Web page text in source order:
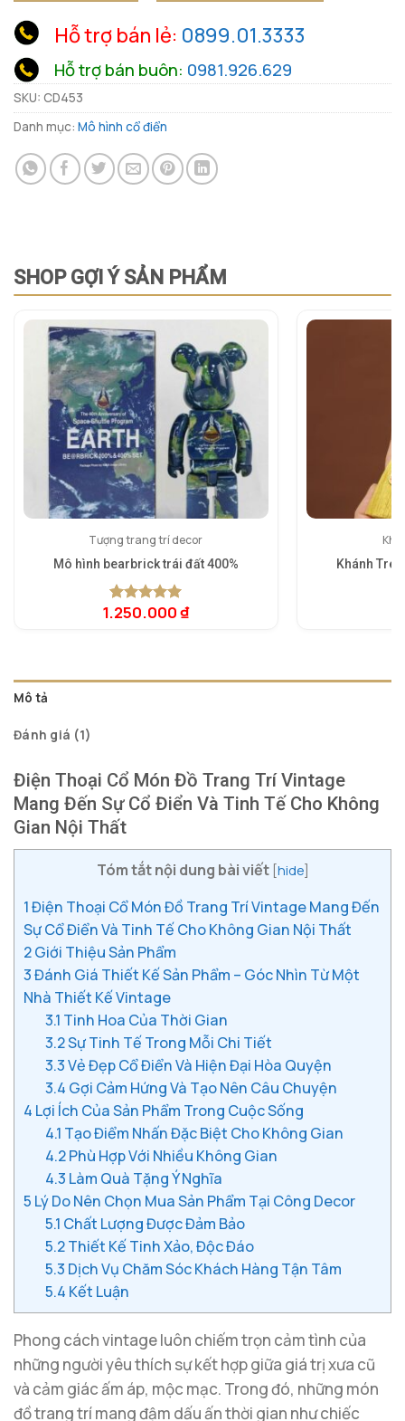
Hỗ trợ bán lẻ: 0899.01.3333
Hỗ trợ bán buôn: 0981.926.629
SKU: CD453
Danh mục: Mô hình cổ điển
SHOP GỢI Ý SẢN PHẨM
Tượng trang trí decor
Mô hình bearbrick trái đất 400%
5.00trên 5
1
1.250.000₫
Khánh
Mô tả
Đánh giá (1)
Điện Thoại Cổ Món Đồ Trang Trí Vintage
Mang Đến Sự Cổ Điển Và Tinh Tế Cho Không
Gian Nội Thất
Tóm tắt nội dung bài viết [hide]
1Điện Thoại Cổ Món Đồ Trang Trí Vintage Mang Đến
Sự Cổ Điển Và Tinh Tế Cho Không Gian Nội Thất
2Giới Thiệu Sản Phẩm
3Đánh Giá Thiết Kế Sản Phẩm – Góc Nhìn Từ Một
Nhà Thiết Kế Vintage
3.1 Tinh Hoa Của Thời Gian
3.2Sự Tinh Tế Trong Mỗi Chi Tiết
3.3Vẻ Đẹp Cổ Điển Và Hiện Đại Hòa Quyện
3.4 Gợi Cảm Hứng Và Tạo Nên Câu Chuyện
4 Lợi Ích Của Sản Phẩm Trong Cuộc Sống
4.1 Tạo Điểm Nhấn Đặc Biệt Cho Không Gian
4.2Phù Hợp Với Nhiều Không Gian
4.3 Làm Quà Tặng Ý Nghĩa
5 Lý Do Nên Chọn Mua Sản Phẩm Tại Công Decor
5.1 Chất Lượng Được Đảm Bảo
5.2Thiết Kế Tinh Xảo, Độc Đáo
5.3 Dịch Vụ Chăm Sóc Khách Hàng Tận Tâm
5.4 Kết Luận
Phong cách vintage luôn chiếm trọn cảm tình của
những người yêu thích sự kết hợp giữa giá trị xưa cũ
và cảm giác ấm áp, mộc mạc. Trong đó, những món
đồ trang trí mang đậm dấu ấn thời gian như chiếc